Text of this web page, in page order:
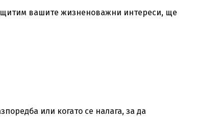
вашите жизненоважни интереси, ще
или когато се налага, за да